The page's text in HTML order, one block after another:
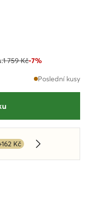
1 759 Kč-7%
Poslední kusy
Kč
Dowiedz się